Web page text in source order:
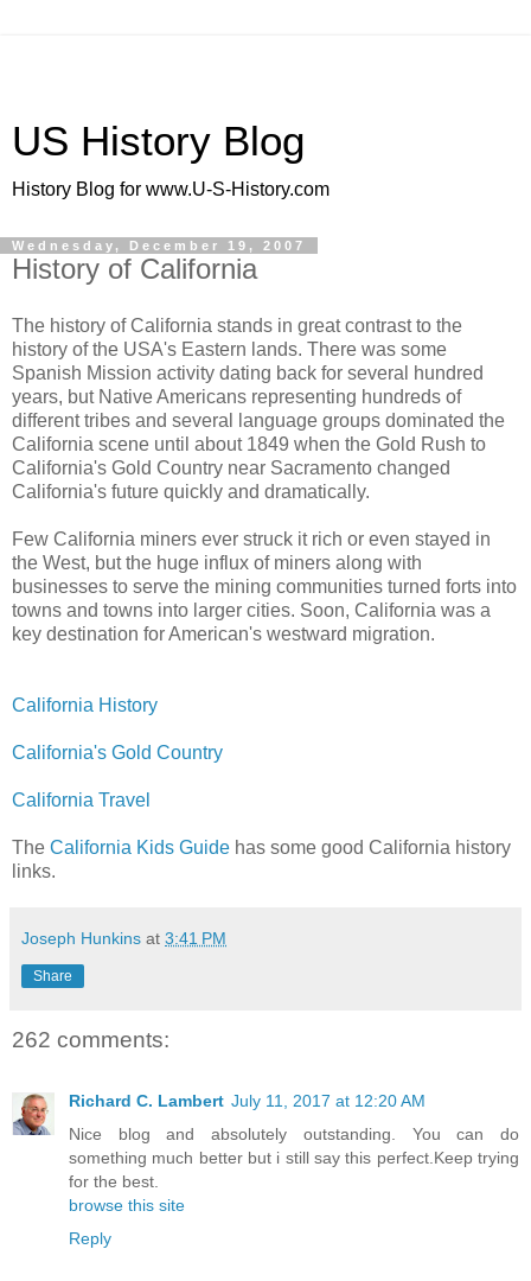
US History Blog
History Blog for www.U-S-History.com
Wednesday, December 19, 2007
History of California
The history of California stands in great contrast to the
history of the USA's Eastern lands. There was some
Spanish Mission activity dating back for several hundred
years, but Native Americans representing hundreds of
different tribes and several language groups dominated the
California scene until about 1849 when the Gold Rush to
California's Gold Country near Sacramento changed
California's future quickly and dramatically.
Few California miners ever struck it rich or even stayed in
the West, but the huge influx of miners along with
businesses to serve the mining communities turned forts into
towns and towns into larger cities. Soon, California was a
key destination for American's westward migration.
California History
California's Gold Country
California Travel
The California Kids Guide has some good California history
links.
Joseph Hunkins at 3:41 PM
Share
262 comments:
Richard C. Lambert July 11, 2017 at 12:20 AM
Nice blog and absolutely outstanding. You can do
something much better but i still say this perfect.Keep trying
for the best.
browse this site
Reply